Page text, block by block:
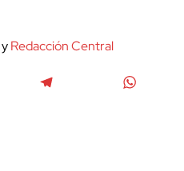
yRedacción Central